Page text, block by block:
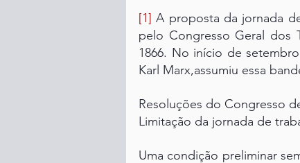
[1] A proposta da jornada
pelo Congresso Geral dos
1866. No início de
Karl Marx,assumiu essa
Resoluções do Congresso
Limitação da jornada de
Uma condição preliminar